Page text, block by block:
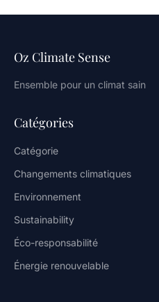
Oz Climate Sense
Ensemble pour un climat sain
Catégories
Catégorie
Changements climatiques
Environnement
Sustainability
Éco-responsabilité
Énergie renouvelable